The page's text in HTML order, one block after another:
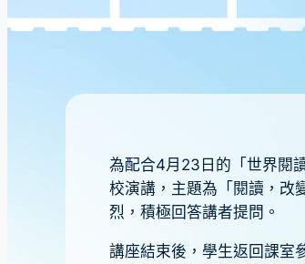
為配合4月23日的「世界閱
校演講，主題為「閱讀，改
烈，積極回答講者提問。
講座結束後，學生返回課室